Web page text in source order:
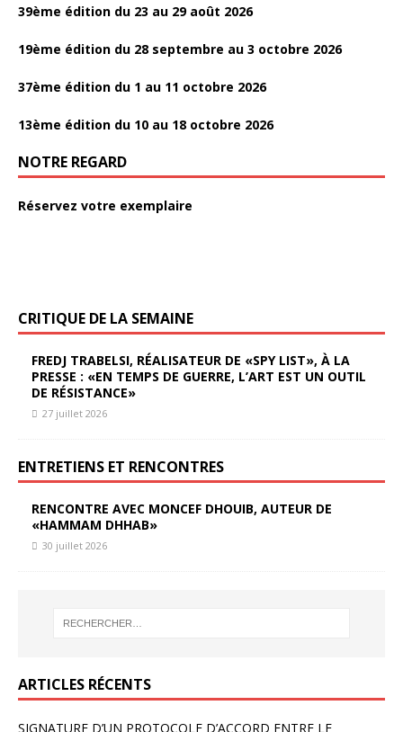
39ème édition du 23 au 29 août 2026
19ème édition du 28 septembre au 3 octobre 2026
37ème édition du 1 au 11 octobre 2026
13ème édition du 10 au 18 octobre 2026
NOTRE REGARD
Réservez votre exemplaire
CRITIQUE DE LA SEMAINE
FREDJ TRABELSI, RÉALISATEUR DE «SPY LIST», À LA
PRESSE : «EN TEMPS DE GUERRE, L’ART EST UN OUTIL
DE RÉSISTANCE»
27 juillet 2026
ENTRETIENS ET RENCONTRES
RENCONTRE AVEC MONCEF DHOUIB, AUTEUR DE
«HAMMAM DHHAB»
30 juillet 2026
ARTICLES RÉCENTS
SIGNATURE D’UN PROTOCOLE D’ACCORD ENTRE LE